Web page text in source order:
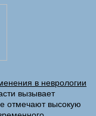
в неврологии
вызывает
отмечают высокую